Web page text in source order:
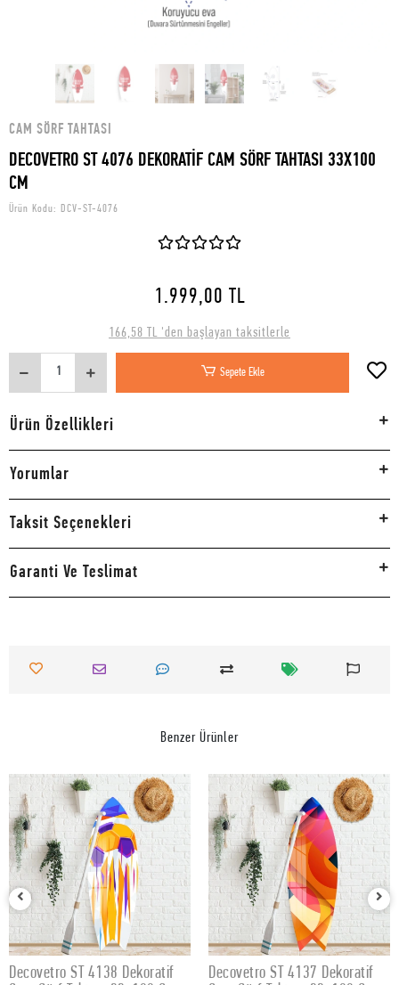
CAM SÖRF TAHTASI
DECOVETRO ST 4076 DEKORATİF CAM SÖRF TAHTASI 33X100
CM
Ürün Kodu: DCV-ST-4076
1.999,00 TL
166,58 TL 'den başlayan taksitlerle
Sepete Ekle
Ürün Özellikleri
Yorumlar
Taksit Seçenekleri
Garanti Ve Teslimat
Benzer Ürünler
SEPETE EKLE
Decovetro ST 4138 Dekoratif
SEPETE EKLE
Decovetro ST 4137 Dekoratif